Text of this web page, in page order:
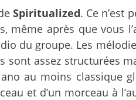
Spiritualized. Ce n’est
après que vous
du groupe. Les
sont assez structurées
au moins classique
et d’un morceau à